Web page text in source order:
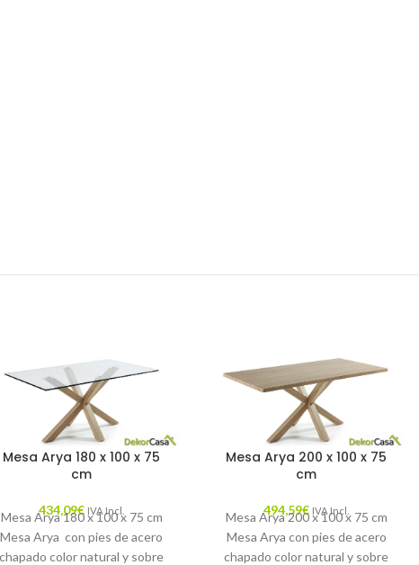
Mesa Arya 180 x 100 x 75
cm
434,09€ IVA Incl.
Mesa Arya 180 x 100 x 75 cm
Mesa Arya con pies de acero
chapado color natural y sobre
Mesa Arya 200 x 100 x 75
cm
494,59€ IVA Incl.
Mesa Arya 200 x 100 x 75 cm
Mesa Arya con pies de acero
chapado color natural y sobre